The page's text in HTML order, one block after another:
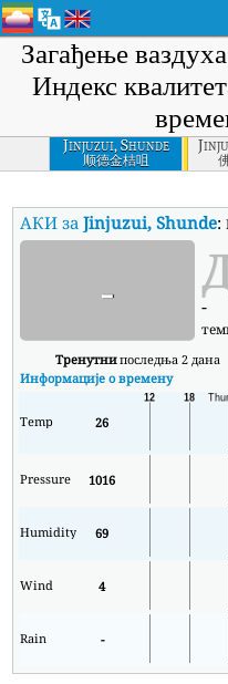
Загађење
Индекс
Jinjuzui, Shunde
顺德金桔咀
АКИ заJinjuzui, Shunde:
- -
Тренутнипоследња 2 дана
Информације о времену
Temp 26
Pressure 1016
Humidity 69
Wind 4
Rain -